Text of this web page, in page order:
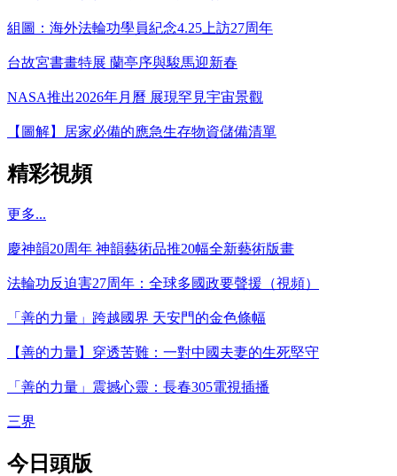
組圖：海外法輪功學員紀念4.25上訪27周年
台故宮書畫特展 蘭亭序與駿馬迎新春
NASA推出2026年月曆 展現罕見宇宙景觀
【圖解】居家必備的應急生存物資儲備清單
精彩視頻
更多...
慶神韻20周年 神韻藝術品推20幅全新藝術版畫
法輪功反迫害27周年：全球多國政要聲援（視頻）
「善的力量」跨越國界 天安門的金色條幅
【善的力量】穿透苦難：一對中國夫妻的生死堅守
「善的力量」震撼心靈：長春305電視插播
三界
今日頭版